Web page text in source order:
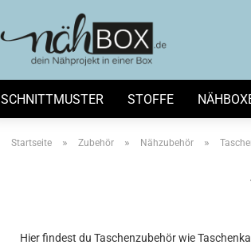
SCHNITTMUSTER STOFFE
Startseite » Zubehör » Nähzubehör »
Hier findest du Taschenzubehör wie